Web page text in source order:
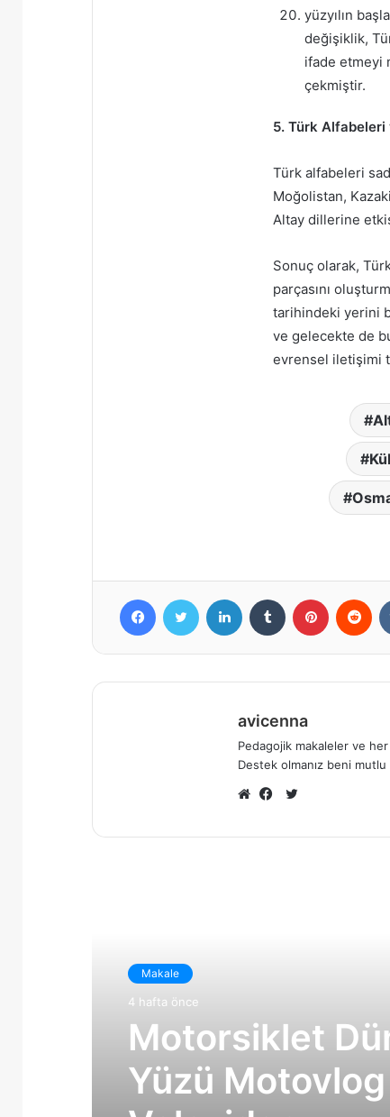
yüzyılın
değişiklik,
ifade etmeyi
çekmiştir.
5. Türk
Türk alfabeleri
Moğolistan,
Altay dillerine
Sonuç olarak,
parçasını
tarihindeki yerini
ve gelecekte de
evrensel iletişimi
Facebook LinkedIn Tumblr Pinterest
avicenna
Pedagojik makaleler ve
Destek olmanız beni
sitesi
X
Makale
4 hafta önce
Motorsiklet
Yüzü Motovlog